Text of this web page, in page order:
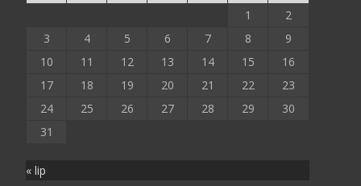
1
2
3
4 5 6 7 8
9
10
11 12 13 14 15
16
17
18 19 20 21 22
23
24
25 26 27 28 29
30
31
« lip